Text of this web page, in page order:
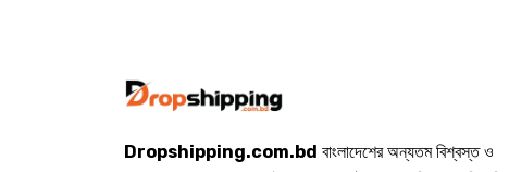
Dropshipping.com.bd বাংলাদেশের অন্যতম বিশ্বস্ত ও